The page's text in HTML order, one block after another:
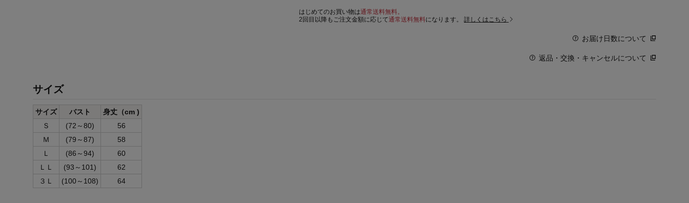
はじめてのお買い物は通常送料無料。
2回目以降もご注文金額に応じて通常送料無料になります。詳しくはこちら
お届け日数について
返品・交換・キャンセルについて
サイズ
サイズ バスト
身丈（cm )
Ｓ
(72～80)
56
Ｍ
(79～87)
58
Ｌ
(86～94)
60
ＬＬ
(93～101)
62
３Ｌ
(100～108) 64